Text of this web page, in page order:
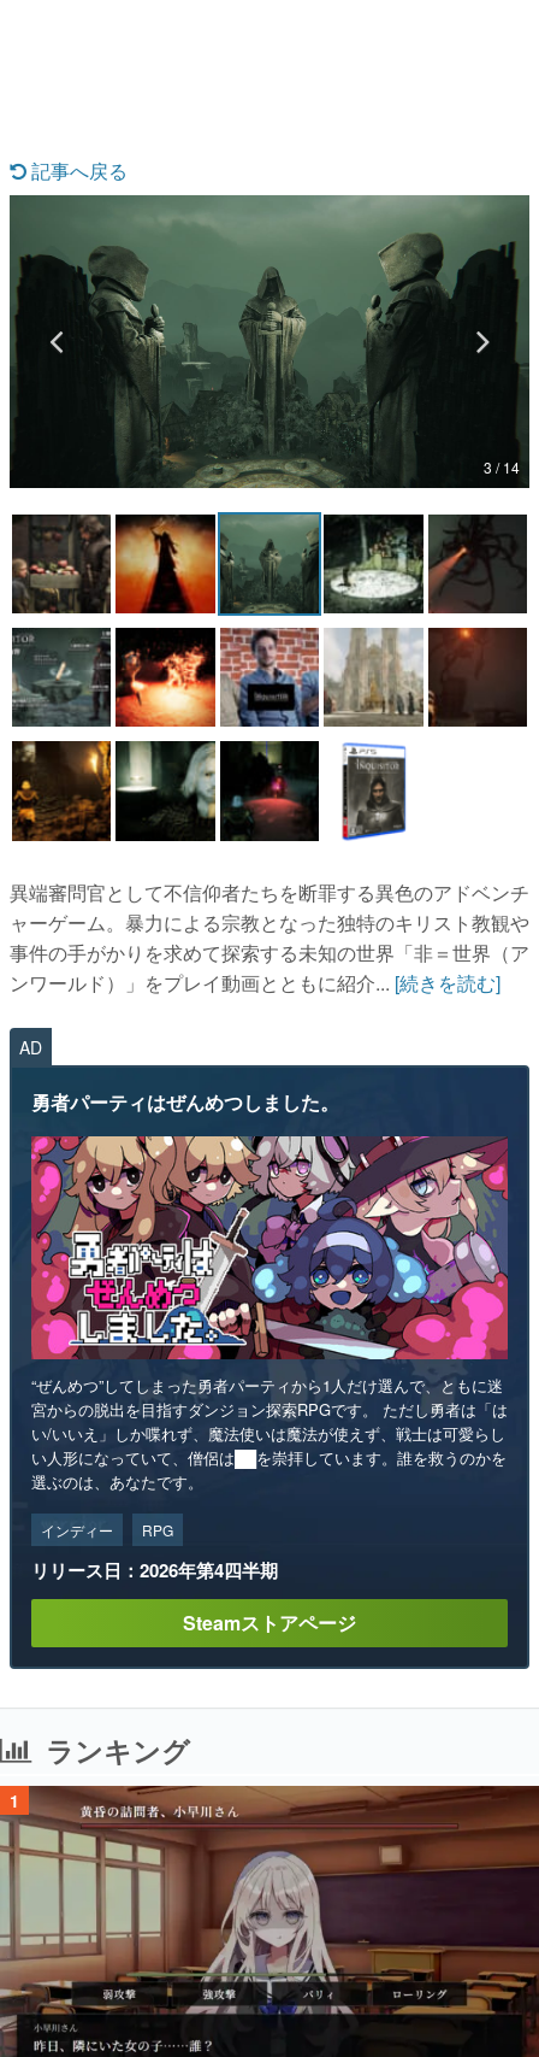
です。
ゲームが変えた日本語
「経験値」「裏技」「ラスボス」… ゲームにまつわる言葉
の起源や用法の変遷を、コンピューター文化史研究家・タ
イニーP氏が徹底調査。
カテゴリ
女性向け
アプリレビュー
その他
電ファミニコゲーマーとは？
運営：株式会社マレ
記事へ戻る
3 / 14
異端審問官として不信仰者たちを断罪する異色のアドベンチ
ャーゲーム。暴力による宗教となった独特のキリスト教観や
事件の手がかりを求めて探索する未知の世界「非＝世界（ア
ンワールド）」をプレイ動画とともに紹介... [続きを読む]
AD
勇者パーティはぜんめつしました。
“ぜんめつ”してしまった勇者パーティから1人だけ選んで、ともに迷
宮からの脱出を目指すダンジョン探索RPGです。 ただし勇者は「は
い/いいえ」しか喋れず、魔法使いは魔法が使えず、戦士は可愛らし
い人形になっていて、僧侶は██を崇拝しています。誰を救うのかを
選ぶのは、あなたです。
インディー RPG
リリース日：2026年第4四半期
Steamストアページ
ランキング
1